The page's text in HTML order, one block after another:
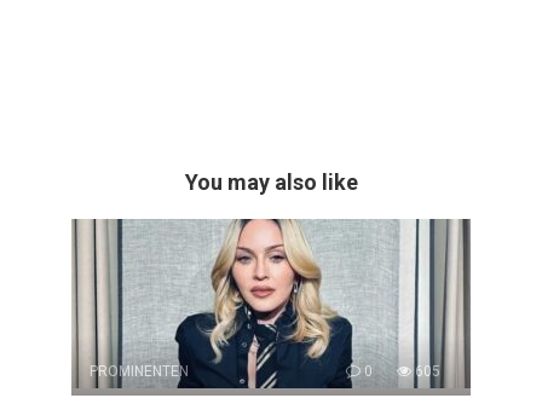
You may also like
PROMINENTEN 0 605